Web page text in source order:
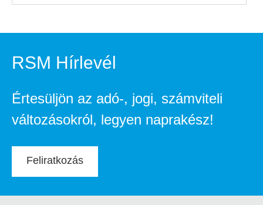
RSM Hírlevél
Értesüljön az adó-, jogi, számviteli
változásokról, legyen naprakész!
Feliratkozás